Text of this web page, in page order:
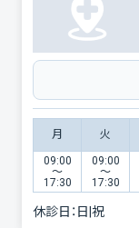
月 火
09:00
〜
17:30
09:00
〜
17:30
休診日： 日|祝